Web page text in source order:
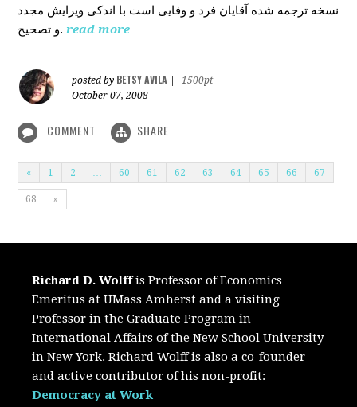
نسخه ترجمه شده آقایان فرد و وفایی است با اندکی ویرایش مجدد
و تصحیح. read more
posted by BETSY AVILA
1500pt
October 07, 2008
COMMENT SHARE
« 1 2 60 61 62 63 64 65 66 67
68 »
Richard D. Wolffis Professor of Economics
Emeritus at UMass Amherst and a visiting
Professor in the Graduate Program in
International Affairs of the New School University
in New York. Richard Wolff is also a co-founder
and active contributor of his non-profit:
Democracy at Work